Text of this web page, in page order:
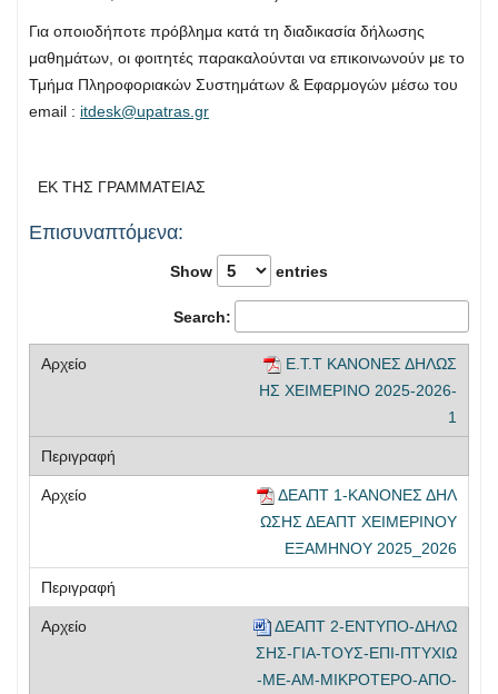
Για οποιοδήποτε πρόβλημα κατά τη διαδικασία δήλωσης
μαθημάτων, οι φοιτητές παρακαλούνται να επικοινωνούν με το
Τμήμα Πληροφοριακών Συστημάτων & Εφαρμογών μέσω του
email : itdesk@upatras.gr
ΕΚ ΤΗΣ ΓΡΑΜΜΑΤΕΙΑΣ
Επισυναπτόμενα:
Show entries
Search:
Ε.Τ.Τ ΚΑΝΟΝΕΣ ΔΗΛΩΣ
ΗΣ ΧΕΙΜΕΡΙΝΟ 2025-2026-
1
ΔΕΑΠΤ 1-ΚΑΝΟΝΕΣ ΔΗΛ
ΩΣΗΣ ΔΕΑΠΤ ΧΕΙΜΕΡΙΝΟΥ
ΕΞΑΜΗΝΟΥ 2025_2026
ΔΕΑΠΤ 2-ENTYΠΟ-ΔΗΛΩ
ΣΗΣ-ΓΙΑ-ΤΟΥΣ-ΕΠΙ-ΠΤΥΧΙΩ
-ΜΕ-ΑΜ-ΜΙΚΡΟΤΕΡΟ-ΑΠΟ-